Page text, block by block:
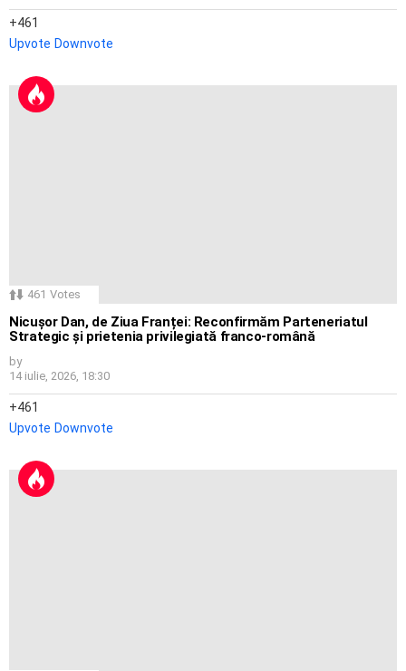
461
Upvote Downvote
461 Votes
Nicușor Dan, de Ziua Franței: Reconfirmăm Parteneriatul
Strategic și prietenia privilegiată franco-română
by
14 iulie, 2026, 18:30
461
Upvote Downvote